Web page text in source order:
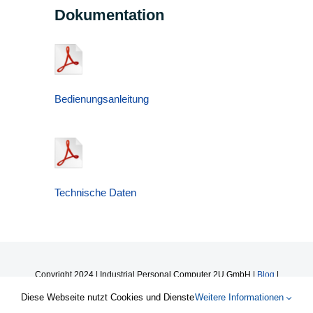
Dokumentation
Bedienungsanleitung
Technische Daten
Copyright 2024 | Industrial Personal Computer 2U GmbH | Blog |
Datenschutzerklärung|Impressum
Diese Webseite nutzt Cookies und DiensteWeitere Informationen